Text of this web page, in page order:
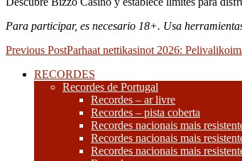
Para participar, es necesario 18+. Usa
Post
navigation
Previous PostParhaat nettikasinot 2026:
RECORDES
Recordes de Portugal
Recordes – ar livre
Recordes – pista coberta
Recordes nacionais mais
Recordes nacionais mais
Recordes nacionais mais